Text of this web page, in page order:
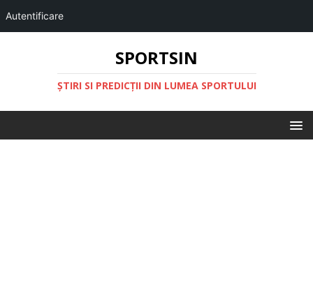
Autentificare
SPORTSIN
ŞTIRI SI PREDICŢII DIN LUMEA SPORTULUI